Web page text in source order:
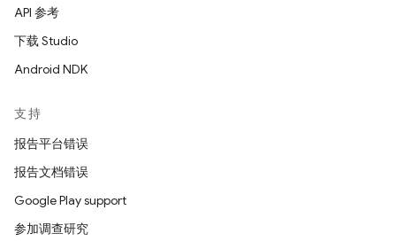
API 参考
下载 Studio
Android NDK
支持
报告平台错误
报告文档错误
Google Play support
参加调查研究